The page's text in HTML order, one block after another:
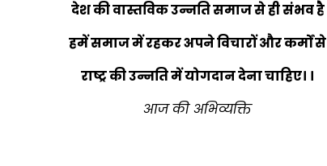
देश की वास्तविक उन्नति समाज से ही संभव है
हमें समाज में रहकर अपने विचारों और कर्मों से
राष्ट्र की उन्नति में योगदान देना चाहिए। ।
आज की अभिव्यक्ति